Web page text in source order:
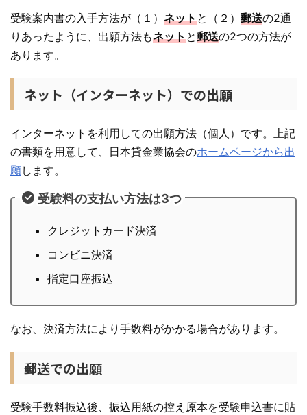
受験案内書の入手方法が（１） ネットと（２） 郵送の2通
りあったように、出願方法もネットと郵送の2つの方法が
あります。
ネット（インターネット）での出願
インターネットを利用しての出願方法（個人）です。上記
の書類を用意して、日本貸金業協会のホームページから出
願します。
受験料の支払い方法は3つ
クレジットカード決済
コンビニ決済
指定口座振込
なお、決済方法により手数料がかかる場合があります。
郵送での出願
受験手数料振込後、振込用紙の控え原本を受験申込書に貼